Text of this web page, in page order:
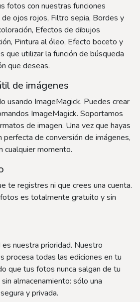
fotos con nuestras funciones
de ojos rojos, Filtro sepia, Bordes y
Efectos de dibujos
Pintura al óleo, Efecto boceto y
que utilizar la función de búsqueda
que deseas.
de imágenes
usando ImageMagick. Puedes crear
ImageMagick. Soportamos
de imagen. Una vez que hayas
perfecta de conversión de imágenes,
cualquier momento.
te registres ni que crees una cuenta.
es totalmente gratuito y sin
es nuestra prioridad. Nuestro
procesa todas las ediciones en tu
que tus fotos nunca salgan de tu
almacenamiento: sólo una
y privada.